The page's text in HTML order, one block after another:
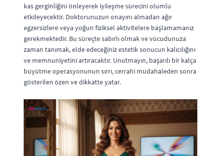
kas gerginliğini önleyerek iyileşme sürecini olumlu
etkileyecektir. Doktorunuzun onayını almadan ağır
egzersizlere veya yoğun fiziksel aktivitelere başlamamanız
gerekmektedir. Bu süreçte sabırlı olmak ve vücudunuza
zaman tanımak, elde edeceğiniz estetik sonucun kalıcılığını
ve memnuniyetini artıracaktır. Unutmayın, başarılı bir kalça
büyütme operasyonunun sırrı, cerrahi müdahaleden sonra
gösterilen özen ve dikkatte yatar.